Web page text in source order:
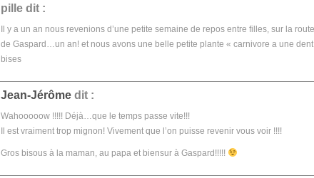
pille dit :
Il y a un an nous revenions d’une petite semaine de repos entre filles, sur la
de Gaspard…un an! et nous avons une belle petite plante « carnivore a une
bises
Jean-Jérôme dit :
Wahooooow !!!!! Déjà…que le temps passe vite!!!
Il est vraiment trop mignon! Vivement que l’on puisse revenir vous voir !!!!
Gros bisous à la maman, au papa et biensur à Gaspard!!!!!